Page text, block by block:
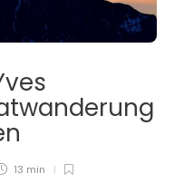
13 min